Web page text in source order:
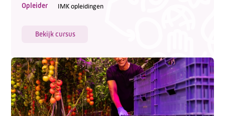
Opleider IMK opleidingen
Bekijk cursus